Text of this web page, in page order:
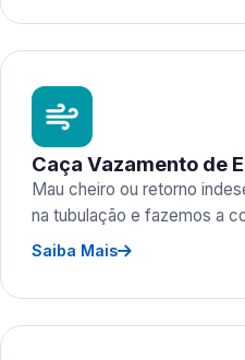
Caça Vazamento de
Mau cheiro ou retorno
na tubulação e fazemos a
Saiba Mais